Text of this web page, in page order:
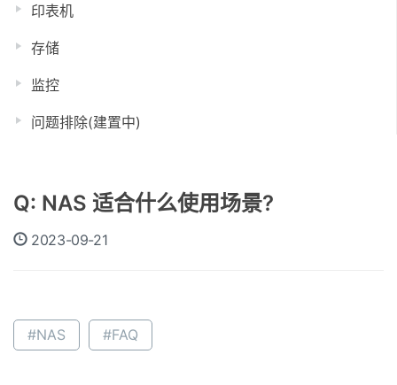
印表机
存储
监控
问题排除(建置中)
Q: NAS 适合什么使用场景?
2023-09-21
#NAS #FAQ